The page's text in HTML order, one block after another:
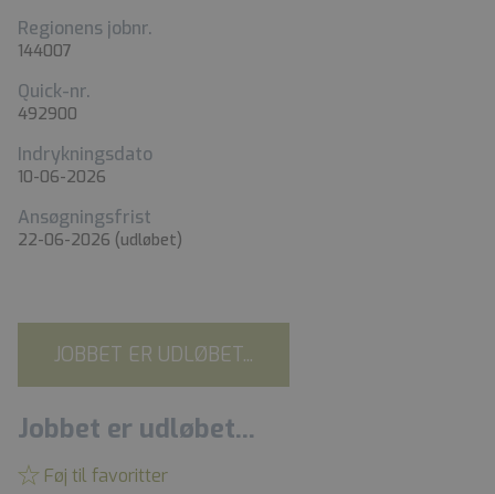
Regionens jobnr.
144007
Quick-nr.
492900
Indrykningsdato
10-06-2026
Ansøgningsfrist
22-06-2026 (udløbet)
JOBBET ER UDLØBET...
Jobbet er udløbet...
Føj til favoritter